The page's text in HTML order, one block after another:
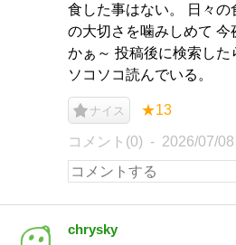
食した事はない。 日々
の大切さを噛みしめて
かぁ～ 投稿後に検索し
ソコソコ読んでいる。
ナイス ★13
コメント(0) 2026/07/08
chrysky